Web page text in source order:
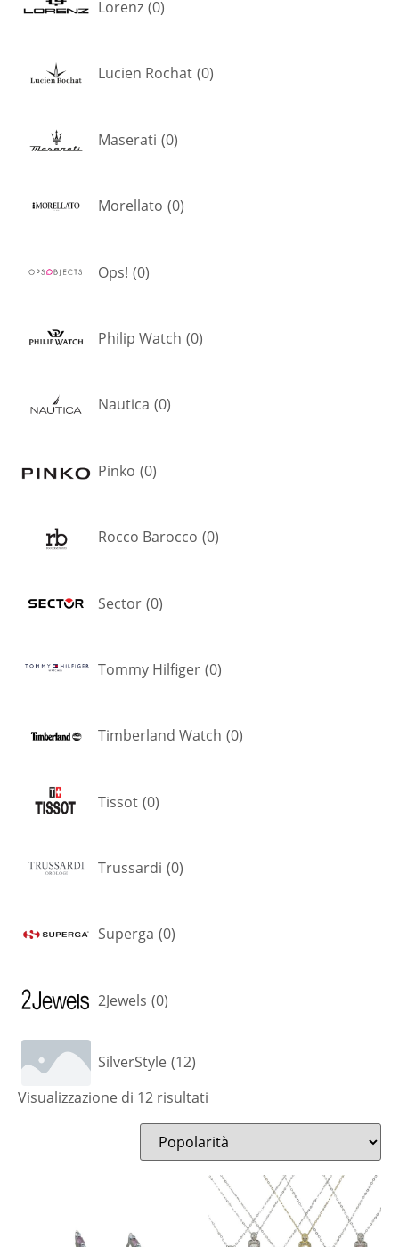
Lorenz (0)
Lucien Rochat (0)
Maserati (0)
Morellato (0)
Ops! (0)
Philip Watch (0)
Nautica (0)
Pinko (0)
Rocco Barocco (0)
Sector (0)
Tommy Hilfiger (0)
Timberland Watch (0)
Tissot (0)
Trussardi (0)
Superga (0)
2Jewels (0)
SilverStyle (12)
Visualizzazione di 12 risultati